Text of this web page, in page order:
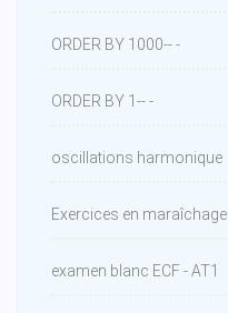
ORDER BY 1000-- -
ORDER BY 1-- -
oscillations harmonique
Exercices en maraîchage
examen blanc ECF - AT1